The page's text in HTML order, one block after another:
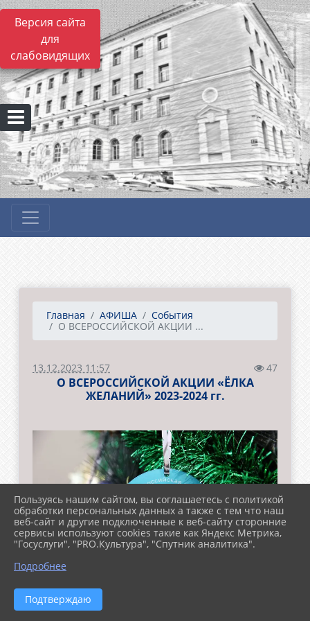
Версия сайта
для
слабовидящих
Главная АФИША
События
О ВСЕРОССИЙСКОЙ АКЦИИ ...
13.12.2023 11:57 47
О ВСЕРОССИЙСКОЙ АКЦИИ «ЁЛКА
ЖЕЛАНИЙ» 2023-2024 гг.
В преддверии новогодних праздников
Пользуясь нашим сайтом, вы соглашаетесь с политикой
обработки персональных данных а также с тем что наш
веб-сайт и другие подключенные к веб-сайту сторонние
сервисы используют cookies такие как Яндекс Метрика,
"Госуслуги", "PRO.Культура", "Спутник аналитика".
Подробнее
Подтверждаю